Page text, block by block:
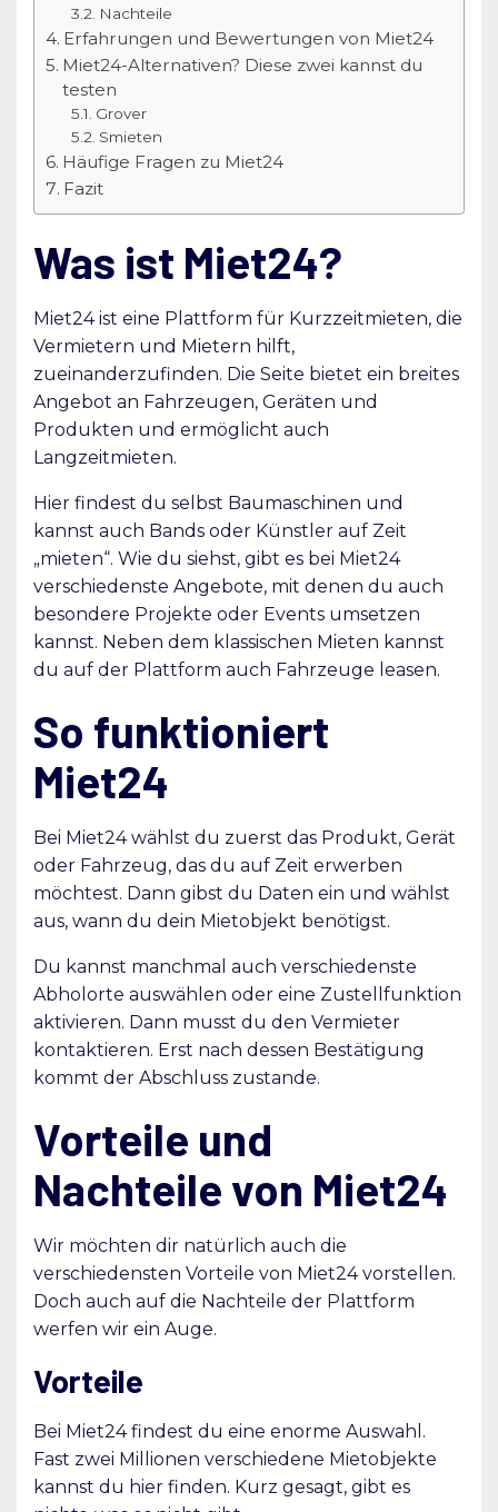
Nachteile
Erfahrungen und Bewertungen von Miet24
Miet24-Alternativen? Diese zwei kannst du
testen
Grover
Smieten
Häufige Fragen zu Miet24
Fazit
Was ist Miet24?
Miet24 ist eine Plattform für Kurzzeitmieten, die
Vermietern und Mietern hilft,
zueinanderzufinden. Die Seite bietet ein breites
Angebot an Fahrzeugen, Geräten und
Produkten und ermöglicht auch
Langzeitmieten.
Hier findest du selbst Baumaschinen und
kannst auch Bands oder Künstler auf Zeit
„mieten“. Wie du siehst, gibt es bei Miet24
verschiedenste Angebote, mit denen du auch
besondere Projekte oder Events umsetzen
kannst. Neben dem klassischen Mieten kannst
du auf der Plattform auch Fahrzeuge leasen.
So funktioniert
Miet24
Bei Miet24 wählst du zuerst das Produkt, Gerät
oder Fahrzeug, das du auf Zeit erwerben
möchtest. Dann gibst du Daten ein und wählst
aus, wann du dein Mietobjekt benötigst.
Du kannst manchmal auch verschiedenste
Abholorte auswählen oder eine Zustellfunktion
aktivieren. Dann musst du den Vermieter
kontaktieren. Erst nach dessen Bestätigung
kommt der Abschluss zustande.
Vorteile und
Nachteile von Miet24
Wir möchten dir natürlich auch die
verschiedensten Vorteile von Miet24 vorstellen.
Doch auch auf die Nachteile der Plattform
werfen wir ein Auge.
Vorteile
Bei Miet24 findest du eine enorme Auswahl.
Fast zwei Millionen verschiedene Mietobjekte
kannst du hier finden. Kurz gesagt, gibt es